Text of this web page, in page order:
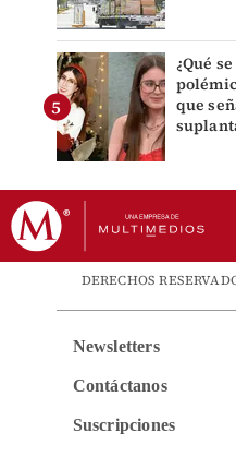
¿Qué
que
DERECHOS
Newsletters
Contáctanos
Suscripciones